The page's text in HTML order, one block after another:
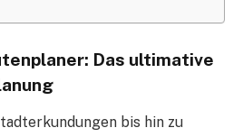
Das ultimative
bis hin zu